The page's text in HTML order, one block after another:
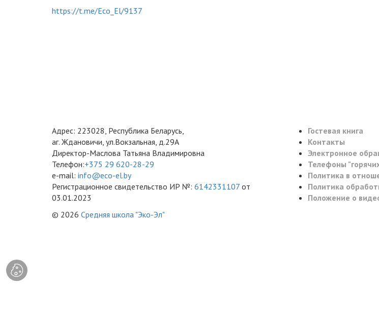
https://t.me/Eco_El/9137
Адрес: 223028, Республика Беларусь,
аг. Ждановичи, ул.Вокзальная, д.29А
Директор-Маслова Татьяна Владимировна
Телефон:+375 29 620-28-29
e-mail: info@eco-el.by
Регистрационное свидетельство ИР №: 6142331107 от
03.01.2023
Гостевая книга
Контакты
Электронное
Телефоны
Политика в
Политика
Положение о
© 2026 Средняя школа "Эко-Эл"